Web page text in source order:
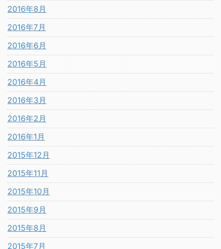
2016年8月
2016年7月
2016年6月
2016年5月
2016年4月
2016年3月
2016年2月
2016年1月
2015年12月
2015年11月
2015年10月
2015年9月
2015年8月
2015年7月